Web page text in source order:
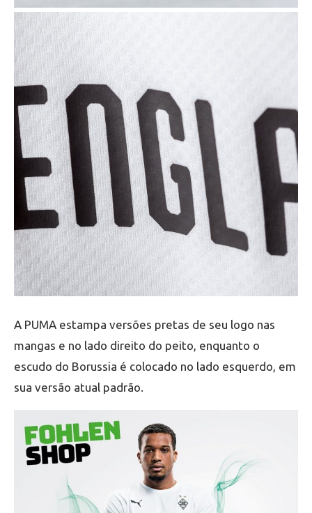
A PUMA estampa versões pretas de seu logo nas
mangas e no lado direito do peito, enquanto o
escudo do Borussia é colocado no lado esquerdo, em
sua versão atual padrão.